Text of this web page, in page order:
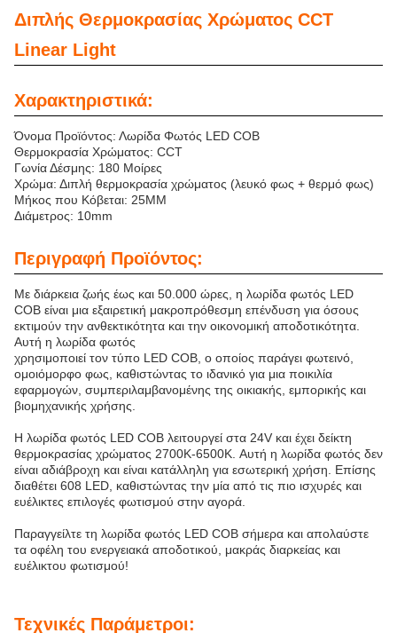
Διπλής Θερμοκρασίας Χρώματος CCT
Linear Light
Χαρακτηριστικά:
Όνομα Προϊόντος: Λωρίδα Φωτός LED COB
Θερμοκρασία Χρώματος: CCT
Γωνία Δέσμης: 180 Μοίρες
Χρώμα: Διπλή θερμοκρασία χρώματος (λευκό φως + θερμό φως)
Μήκος που Κόβεται: 25MM
Διάμετρος: 10mm
Περιγραφή Προϊόντος:
Με διάρκεια ζωής έως και 50.000 ώρες, η λωρίδα φωτός LED
COB είναι μια εξαιρετική μακροπρόθεσμη επένδυση για όσους
εκτιμούν την ανθεκτικότητα και την οικονομική αποδοτικότητα.
Αυτή η λωρίδα φωτός
χρησιμοποιεί τον τύπο LED COB, ο οποίος παράγει φωτεινό,
ομοιόμορφο φως, καθιστώντας το ιδανικό για μια ποικιλία
εφαρμογών, συμπεριλαμβανομένης της οικιακής, εμπορικής και
βιομηχανικής χρήσης.
Η λωρίδα φωτός LED COB λειτουργεί στα 24V και έχει δείκτη
θερμοκρασίας χρώματος 2700K-6500K. Αυτή η λωρίδα φωτός δεν
είναι αδιάβροχη και είναι κατάλληλη για εσωτερική χρήση. Επίσης
διαθέτει 608 LED, καθιστώντας την μία από τις πιο ισχυρές και
ευέλικτες επιλογές φωτισμού στην αγορά.
Παραγγείλτε τη λωρίδα φωτός LED COB σήμερα και απολαύστε
τα οφέλη του ενεργειακά αποδοτικού, μακράς διαρκείας και
ευέλικτου φωτισμού!
Τεχνικές Παράμετροι: